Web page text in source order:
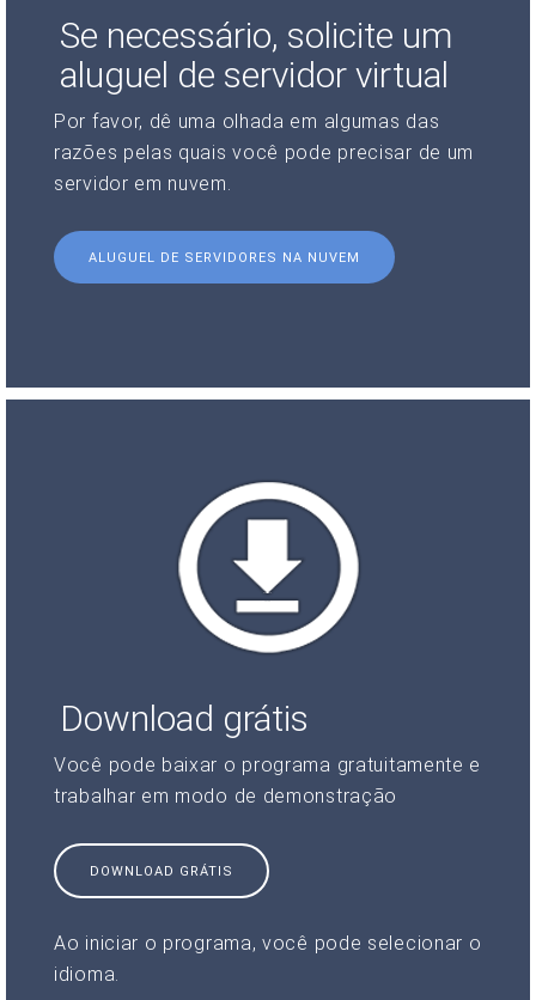
Se necessário, solicite um
aluguel de servidor virtual
Por favor, dê uma olhada em algumas das
razões pelas quais você pode precisar de um
servidor em nuvem.
ALUGUEL DE SERVIDORES NA NUVEM
Download grátis
Você pode baixar o programa gratuitamente e
trabalhar em modo de demonstração
DOWNLOAD GRÁTIS
Ao iniciar o programa, você pode selecionar o
idioma.